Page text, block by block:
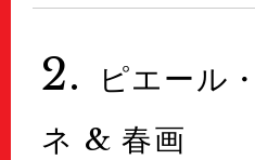
2.
ピエール
ネ & 春画